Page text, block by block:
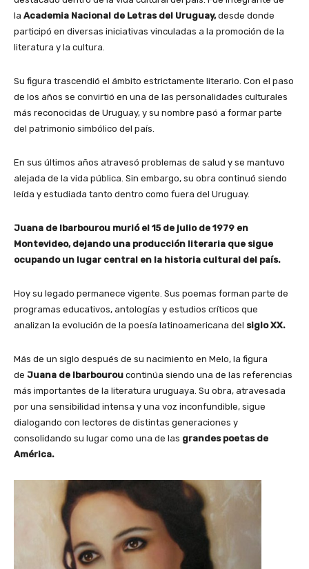
la Academia Nacional de Letras del Uruguay,desde donde
participó en diversas iniciativas vinculadas a la promoción de la
literatura y la cultura.
Su figura trascendió el ámbito estrictamente literario. Con el paso
de los años se convirtió en una de las personalidades culturales
más reconocidas de Uruguay, y su nombre pasó a formar parte
del patrimonio simbólico del país.
En sus últimos años atravesó problemas de salud y se mantuvo
alejada de la vida pública. Sin embargo, su obra continuó siendo
leída y estudiada tanto dentro como fuera del Uruguay.
Juana de Ibarbourou murió el 15 de julio de 1979 en
Montevideo, dejando una producción literaria que sigue
ocupando un lugar central en la historia cultural del país.
Hoy su legado permanece vigente. Sus poemas forman parte de
programas educativos, antologías y estudios críticos que
analizan la evolución de la poesía latinoamericana del siglo XX.
Más de un siglo después de su nacimiento en Melo, la figura
de Juana de Ibarbourou continúa siendo una de las referencias
más importantes de la literatura uruguaya. Su obra, atravesada
por una sensibilidad intensa y una voz inconfundible, sigue
dialogando con lectores de distintas generaciones y
consolidando su lugar como una de las grandes poetas de
América.